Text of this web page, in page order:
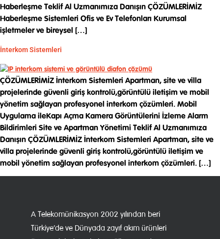
Haberleşme Teklif Al Uzmanımıza Danışın ÇÖZÜMLERİMİZ
Haberleşme Sistemleri Ofis ve Ev Telefonları Kurumsal
işletmeler ve bireysel […]
İnterkom Sistemleri
ÇÖZÜMLERİMİZ İnterkom Sistemleri Apartman, site ve villa
projelerinde güvenli giriş kontrolü,görüntülü iletişim ve mobil
yönetim sağlayan profesyonel interkom çözümleri. Mobil
Uygulama ileKapı Açma Kamera Görüntülerini İzleme Alarm
Bildirimleri Site ve Apartman Yönetimi Teklif Al Uzmanımıza
Danışın ÇÖZÜMLERİMİZ İnterkom Sistemleri Apartman, site ve
villa projelerinde güvenli giriş kontrolü,görüntülü iletişim ve
mobil yönetim sağlayan profesyonel interkom çözümleri. […]
A Telekomünikasyon 2002 yılından beri
Türkiye’de ve Dünyada zayıf akım ürünleri